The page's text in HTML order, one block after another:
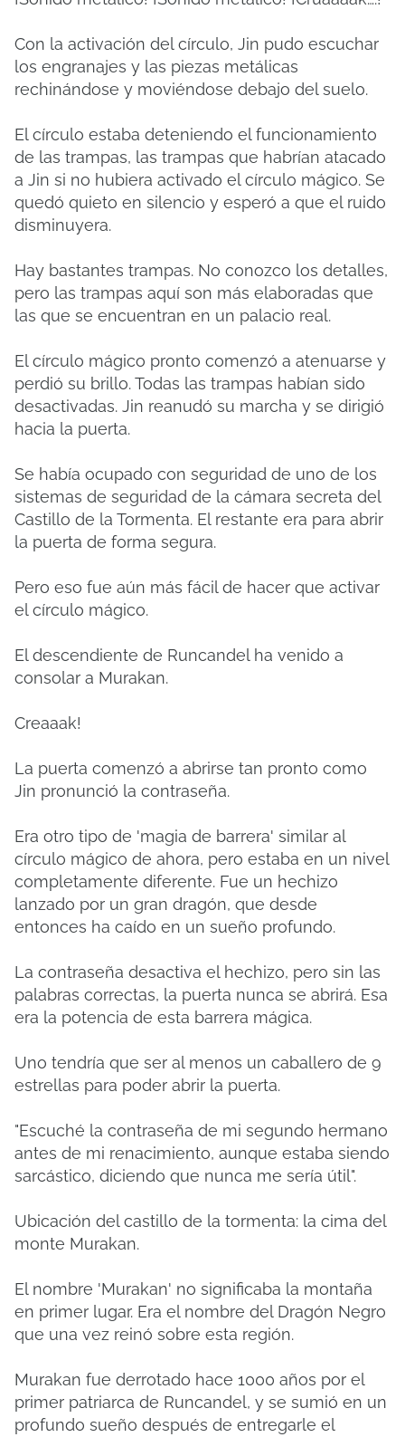
Con la activación del círculo, Jin pudo escuchar
los engranajes y las piezas metálicas
rechinándose y moviéndose debajo del suelo.
El círculo estaba deteniendo el funcionamiento
de las trampas, las trampas que habrían atacado
a Jin si no hubiera activado el círculo mágico. Se
quedó quieto en silencio y esperó a que el ruido
disminuyera.
Hay bastantes trampas. No conozco los detalles,
pero las trampas aquí son más elaboradas que
las que se encuentran en un palacio real.
El círculo mágico pronto comenzó a atenuarse y
perdió su brillo. Todas las trampas habían sido
desactivadas. Jin reanudó su marcha y se dirigió
hacia la puerta.
Se había ocupado con seguridad de uno de los
sistemas de seguridad de la cámara secreta del
Castillo de la Tormenta. El restante era para abrir
la puerta de forma segura.
Pero eso fue aún más fácil de hacer que activar
el círculo mágico.
El descendiente de Runcandel ha venido a
consolar a Murakan.
Creaaak!
La puerta comenzó a abrirse tan pronto como
Jin pronunció la contraseña.
Era otro tipo de 'magia de barrera' similar al
círculo mágico de ahora, pero estaba en un nivel
completamente diferente. Fue un hechizo
lanzado por un gran dragón, que desde
entonces ha caído en un sueño profundo.
La contraseña desactiva el hechizo, pero sin las
palabras correctas, la puerta nunca se abrirá. Esa
era la potencia de esta barrera mágica.
Uno tendría que ser al menos un caballero de 9
estrellas para poder abrir la puerta.
"Escuché la contraseña de mi segundo hermano
antes de mi renacimiento, aunque estaba siendo
sarcástico, diciendo que nunca me sería útil".
Ubicación del castillo de la tormenta: la cima del
monte Murakan.
El nombre 'Murakan' no significaba la montaña
en primer lugar. Era el nombre del Dragón Negro
que una vez reinó sobre esta región.
Murakan fue derrotado hace 1000 años por el
primer patriarca de Runcandel, y se sumió en un
profundo sueño después de entregarle el